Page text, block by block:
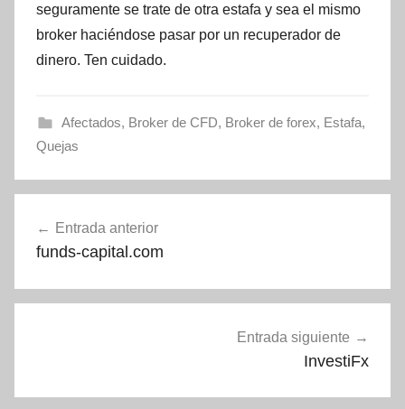
seguramente se trate de otra estafa y sea el mismo
broker haciéndose pasar por un recuperador de
dinero. Ten cuidado.
Afectados, Broker de CFD, Broker de forex, Estafa,
Quejas
de
Entrada anterior
funds-capital.com
Entrada siguiente
InvestiFx